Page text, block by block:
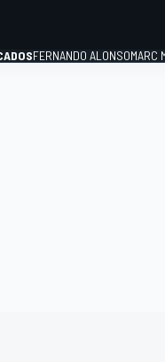
FERNANDO ALONSOMARC